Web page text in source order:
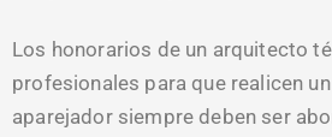
Los honorarios de un arquitecto
profesionales para que realicen
aparejador siempre deben ser